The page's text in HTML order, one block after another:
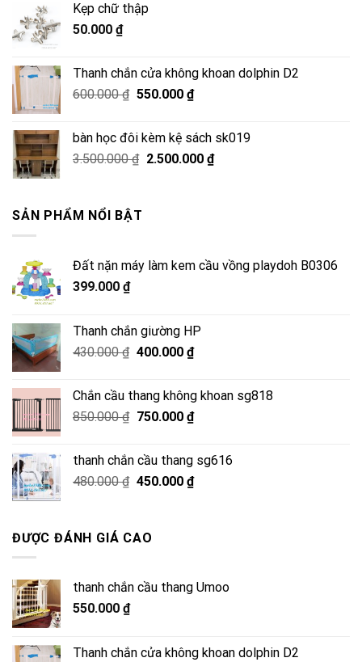
380.000 ₫.
Kẹp chữ thập
50.000 ₫
Thanh chắn cửa không khoan dolphin D2
600.000₫ Giá
600.000 ₫.
550.000 ₫Giá
là:
550.000 ₫.
bàn học đôi kèm kệ sách sk019
3.500.000₫ Giá
2.500.000 ₫Giá
SẢN PHẨM NỔI BẬT
Đất nặn máy làm kem cầu vồng playdoh B0306
399.000 ₫
Thanh chắn giường HP
430.000₫ Giá
430.000 ₫.
400.000 ₫Giá
là:
400.000 ₫.
Chắn cầu thang không khoan sg818
850.000₫ Giá
850.000 ₫.
750.000 ₫Giá
là:
750.000 ₫.
thanh chắn cầu thang sg616
480.000₫ Giá
480.000 ₫.
450.000 ₫Giá
ĐƯỢC ĐÁNH GIÁ CAO
thanh chắn cầu thang Umoo
550.000 ₫
Thanh chắn cửa không khoan dolphin D2